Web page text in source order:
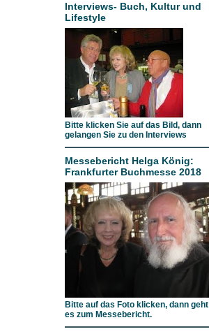
Interviews- Buch, Kultur und
Lifestyle
Bitte klicken Sie auf das Bild, dann
gelangen Sie zu den Interviews
Messebericht Helga König:
Frankfurter Buchmesse 2018
Bitte auf das Foto klicken, dann geht
es zum Messebericht.